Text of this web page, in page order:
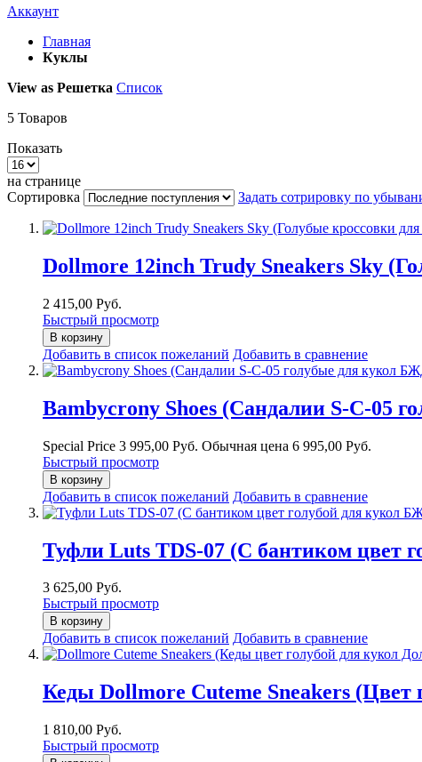
Аккаунт
Главная
Куклы
View as Решетка Список
5 Товаров
Показать
на странице
Сортировка
Задать сотрировку по
Dollmore 12inch Trudy Sneakers Sky
2 415,00 Руб.
Быстрый просмотр
В корзину
Добавить в список пожеланий Добавить в сравнение
Bambycrony Shoes (Сандалии S-C-05
Special Price 3 995,00 Руб. Обычная цена 6 995,00 Руб.
Быстрый просмотр
В корзину
Добавить в список пожеланий Добавить в сравнение
Туфли Luts TDS-07 (С бантиком цвет
3 625,00 Руб.
Быстрый просмотр
В корзину
Добавить в список пожеланий Добавить в сравнение
Кеды Dollmore Cuteme Sneakers
1 810,00 Руб.
Быстрый просмотр